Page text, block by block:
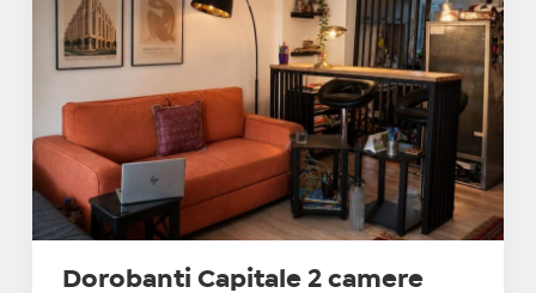
Dorobanti Capitale 2 camere